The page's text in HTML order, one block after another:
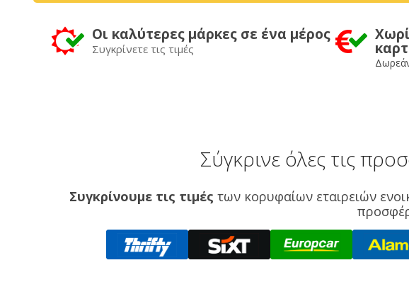
Οι καλύτερες μάρκες σε ένα μέρος
Συγκρίνετε τις τιμές
Σύγκρινε όλες τις
Συγκρίνουμε τις τιμές των κορυφαίων εταιρειών